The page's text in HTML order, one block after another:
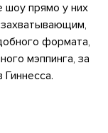
шоу прямо у них
формата,
мэппинга, за